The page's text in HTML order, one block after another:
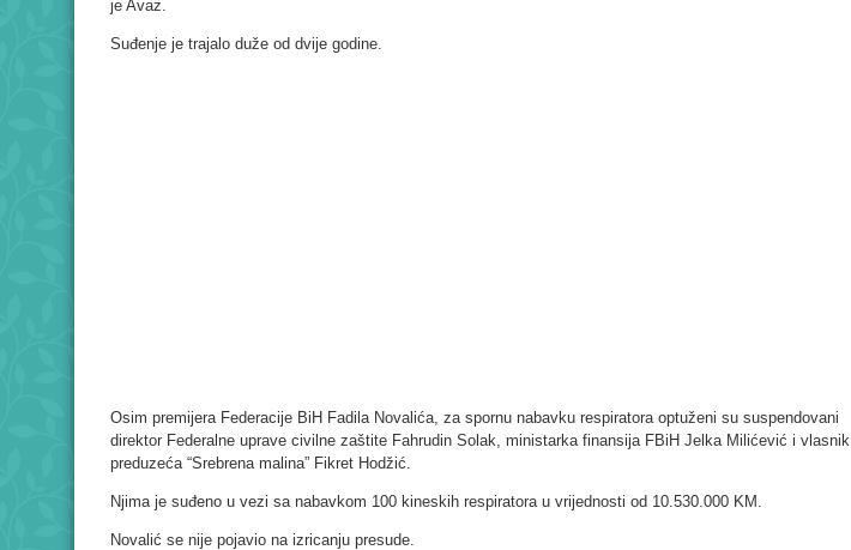
je Avaz.
Suđenje je trajalo duže od dvije godine.
Osim premijera Federacije BiH Fadila Novalića, za spornu nabavku respiratora optuženi su suspendovani
direktor Federalne uprave civilne zaštite Fahrudin Solak, ministarka finansija FBiH Jelka Milićević i vlasnik
preduzeća “Srebrena malina” Fikret Hodžić.
Njima je suđeno u vezi sa nabavkom 100 kineskih respiratora u vrijednosti od 10.530.000 KM.
Novalić se nije pojavio na izricanju presude.